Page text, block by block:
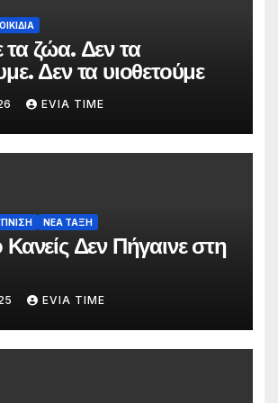
ζώα. Δεν τα
Δεν τα υιοθετούμε
EVIA TIME
ΝΕΑ ΤΑΞΗ
Δεν Πήγαινε στη
EVIA TIME